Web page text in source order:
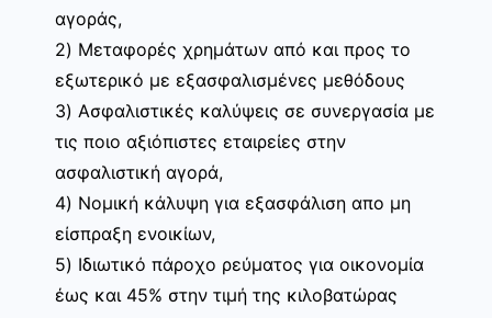
αγοράς,
2) Μεταφορές χρημάτων από και προς το
εξωτερικό με εξασφαλισμένες μεθόδους
3) Ασφαλιστικές καλύψεις σε συνεργασία με
τις ποιο αξιόπιστες εταιρείες στην
ασφαλιστική αγορά,
4) Νομική κάλυψη για εξασφάλιση απο μη
είσπραξη ενοικίων,
5) Ιδιωτικό πάροχο ρεύματος για οικονομία
έως και 45% στην τιμή της κιλοβατώρας